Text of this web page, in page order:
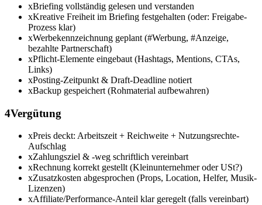
xBriefing vollständig gelesen und verstanden
xKreative Freiheit im Briefing festgehalten (oder: Freigabe-
Prozess klar)
xWerbekennzeichnung geplant (#Werbung, #Anzeige,
bezahlte Partnerschaft)
xPflicht-Elemente eingebaut (Hashtags, Mentions, CTAs,
Links)
xPosting-Zeitpunkt & Draft-Deadline notiert
xBackup gespeichert (Rohmaterial aufbewahren)
4Vergütung
xPreis deckt: Arbeitszeit + Reichweite + Nutzungsrechte-
Aufschlag
xZahlungsziel & -weg schriftlich vereinbart
xRechnung korrekt gestellt (Kleinunternehmer oder USt?)
xZusatzkosten abgesprochen (Props, Location, Helfer, Musik-
Lizenzen)
xAffiliate/Performance-Anteil klar geregelt (falls vereinbart)